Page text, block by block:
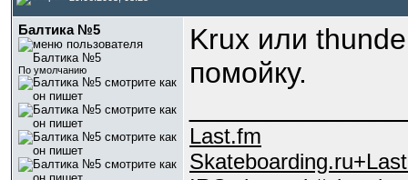
Балтика №5
По умолчанию
Krux или
помойку.
Last.fm